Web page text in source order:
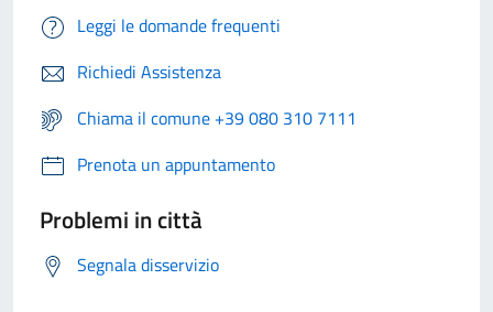
Leggi le domande frequenti
Richiedi Assistenza
Chiama il comune +39 080 310 7111
Prenota un appuntamento
Problemi in città
Segnala disservizio